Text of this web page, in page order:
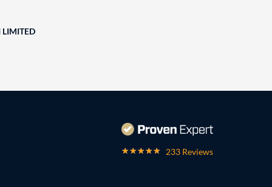
LIMITED
233 Reviews